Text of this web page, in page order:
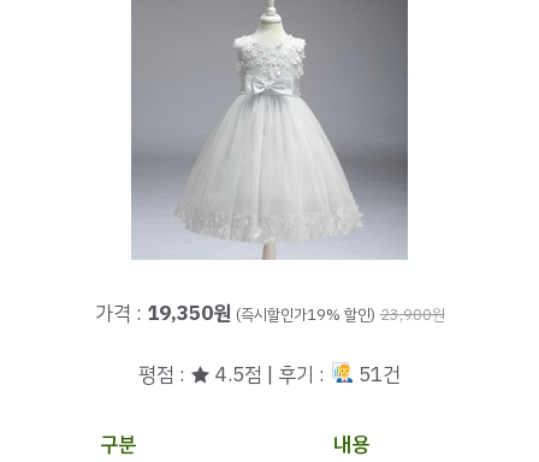
가격 : 19,350원 (즉시할인가19% 할인) 23,900원
평점 : ★ 4.5점 | 후기 : 51건
구분
내용